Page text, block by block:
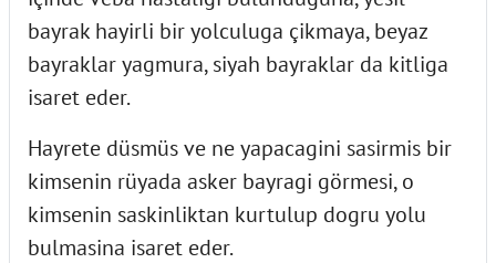
bayrak hayirli bir yolculuga çikmaya, beyaz
bayraklar yagmura, siyah bayraklar da kitliga
isaret eder.
Hayrete düsmüs ve ne yapacagini sasirmis bir
kimsenin rüyada asker bayragi görmesi, o
kimsenin saskinliktan kurtulup dogru yolu
bulmasina isaret eder.